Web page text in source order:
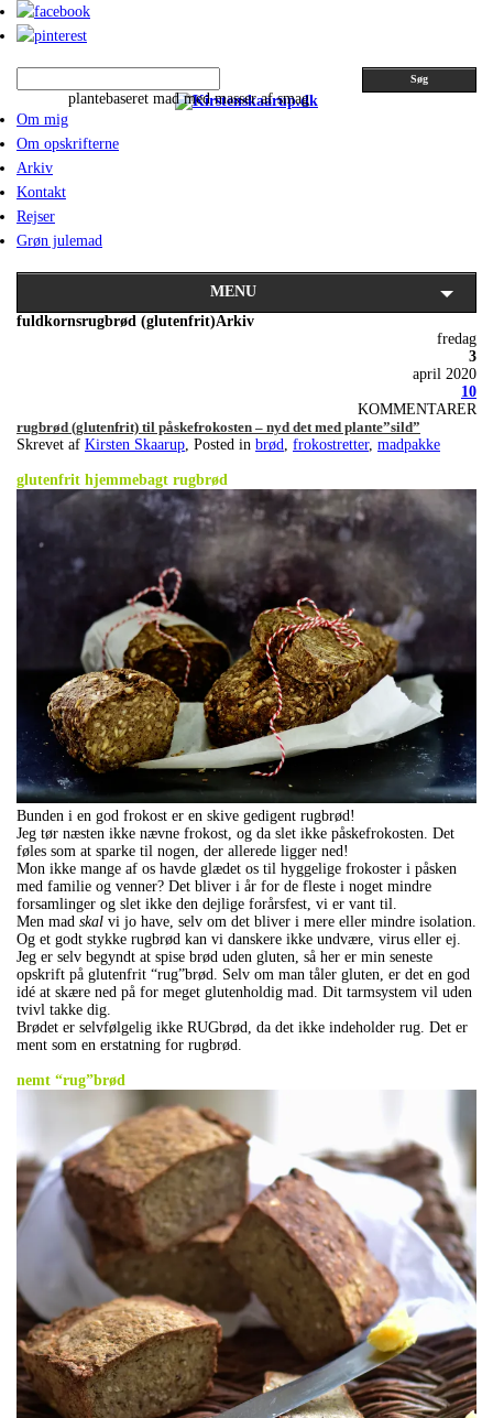
Søg
plantebaseret mad med masser af smag
Om mig
Om opskrifterne
Arkiv
Kontakt
Rejser
Grøn julemad
MENU
fuldkornsrugbrød (glutenfrit)Arkiv
fredag
3
april 2020
10
KOMMENTARER
rugbrød (glutenfrit) til påskefrokosten – nyd det med plante”sild”
Skrevet af Kirsten Skaarup, Posted in brød, frokostretter, madpakke
glutenfrit hjemmebagt rugbrød
Bunden i en god frokost er en skive gedigent rugbrød!
Jeg tør næsten ikke nævne frokost, og da slet ikke påskefrokosten. Det
føles som at sparke til nogen, der allerede ligger ned!
Mon ikke mange af os havde glædet os til hyggelige frokoster i påsken
med familie og venner? Det bliver i år for de fleste i noget mindre
forsamlinger og slet ikke den dejlige forårsfest, vi er vant til.
Men mad skal vi jo have, selv om det bliver i mere eller mindre isolation.
Og et godt stykke rugbrød kan vi danskere ikke undvære, virus eller ej.
Jeg er selv begyndt at spise brød uden gluten, så her er min seneste
opskrift på glutenfrit “rug”brød. Selv om man tåler gluten, er det en god
idé at skære ned på for meget glutenholdig mad. Dit tarmsystem vil uden
tvivl takke dig.
Brødet er selvfølgelig ikke RUGbrød, da det ikke indeholder rug. Det er
ment som en erstatning for rugbrød.
nemt “rug”brød